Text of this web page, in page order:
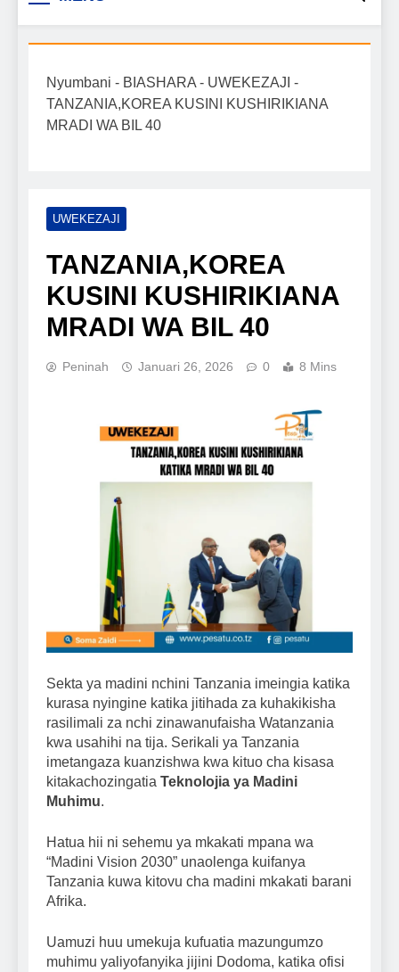
Tanzania
kilimo, mitindo, na burudani kwa Kiswahili,
mafanikio yako.
Nyumbani - BIASHARA - UWEKEZAJI -
TANZANIA,KOREA KUSINI KUSHIRIKIANA
MRADI WA BIL 40
UWEKEZAJI
TANZANIA,KOREA
KUSINI KUSHIRIKIANA
MRADI WA BIL 40
Peninah Januari 26, 2026 0 8 Mins
Sekta ya madini nchini Tanzania imeingia katika
kurasa nyingine katika jitihada za kuhakikisha
rasilimali za nchi zinawanufaisha Watanzania
kwa usahihi na tija. Serikali ya Tanzania
imetangaza kuanzishwa kwa kituo cha kisasa
kitakachozingatia Teknolojia ya Madini
Muhimu.
Hatua hii ni sehemu ya mkakati mpana wa
“Madini Vision 2030” unaolenga kuifanya
Tanzania kuwa kitovu cha madini mkakati barani
Afrika.
Uamuzi huu umekuja kufuatia mazungumzo
muhimu yaliyofanyika jijini Dodoma, katika ofisi